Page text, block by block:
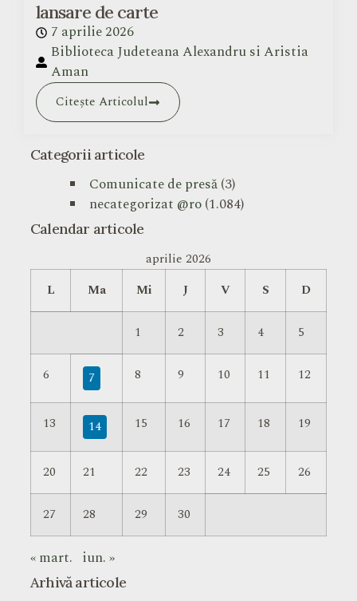
lansare de carte
7 aprilie 2026
Biblioteca Judeteana Alexandru si Aristia
Aman
Citește Articolul
Categorii articole
Comunicate de presă(3)
necategorizat @ro(1.084)
Calendar articole
aprilie 2026
L
Ma Mi J V S D
1 2 3 4 5
6 7 8 9 10 11 12
13 14 15 16 17 18 19
20 21 22 23 24 25 26
27 28 29 30
« mart. iun. »
Arhivă articole